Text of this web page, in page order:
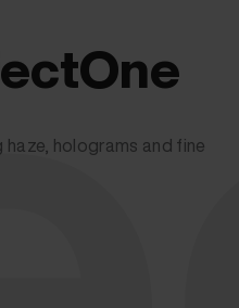
holograms and fine